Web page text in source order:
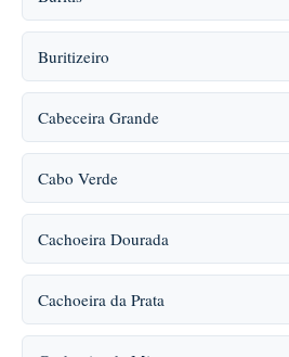
Buritizeiro
Cabeceira Grande
Cabo Verde
Cachoeira Dourada
Cachoeira da Prata